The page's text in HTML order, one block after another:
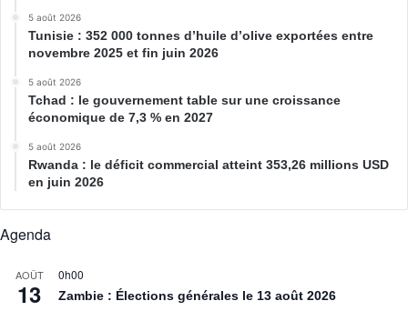
5 août 2026
Tunisie : 352 000 tonnes d’huile d’olive exportées entre
novembre 2025 et fin juin 2026
5 août 2026
Tchad : le gouvernement table sur une croissance
économique de 7,3 % en 2027
5 août 2026
Rwanda : le déficit commercial atteint 353,26 millions USD
en juin 2026
Agenda
AOÛT
13
0h00
Zambie : Élections générales le 13 août 2026